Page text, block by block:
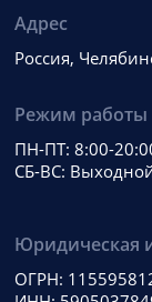
Адрес
Россия,
Режим работы
ПН-ПТ: 8:00-
СБ-ВС:
Юридическая
ОГРН: